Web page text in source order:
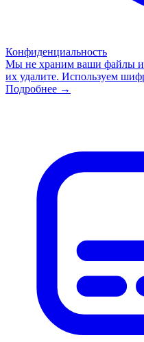
Конфиденциальность
Мы не храним ваши файлы и
их удалите. Используем
Подробнее →